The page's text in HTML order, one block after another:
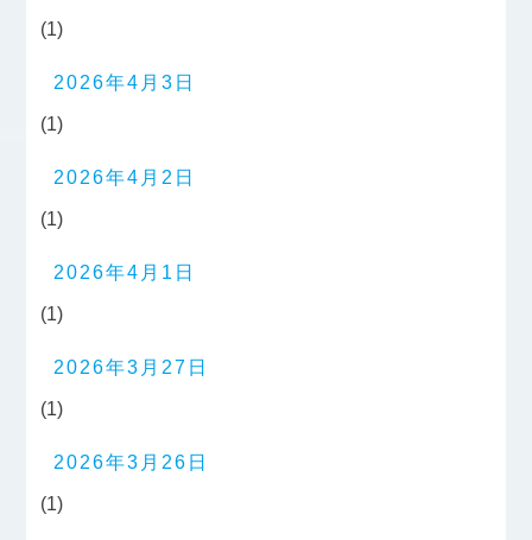
(1)
2026年4月3日
(1)
2026年4月2日
(1)
2026年4月1日
(1)
2026年3月27日
(1)
2026年3月26日
(1)